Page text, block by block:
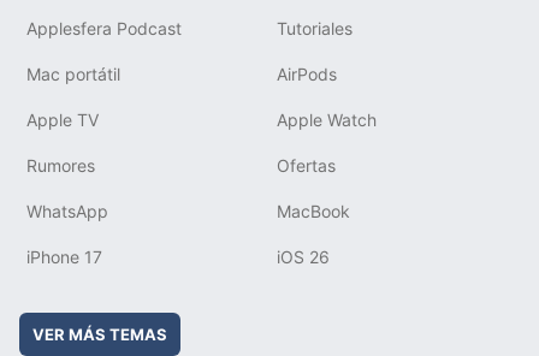
Applesfera Podcast Tutoriales
Mac portátil AirPods
Apple TV Apple Watch
Rumores Ofertas
WhatsApp MacBook
iPhone 17 iOS 26
VER MÁS TEMAS